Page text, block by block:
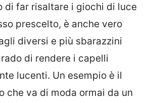
di far risaltare i giochi di luce
prescelto, è anche vero
diversi e più sbarazzini
di rendere i capelli
lucenti. Un esempio è il
che va di moda ormai da un